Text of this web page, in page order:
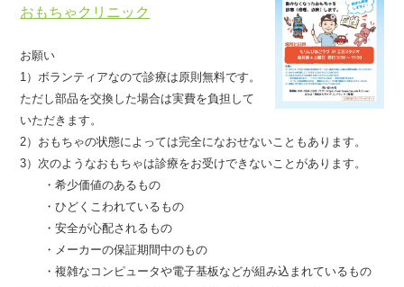
おもちゃクリニック
お願い
1）ボランティアなので診療は原則無料です。
ただし部品を交換した場合は実費を負担して
いただきます。
2）おもちゃの状態によっては完全になおせないこともあります。
3）次のようなおもちゃは診療をお受けできないことがあります。
・希少価値のあるもの
・ひどくこわれているもの
・安全が心配されるもの
・メーカーの保証期間中のもの
・複雑なコンピュータや電子基板などが組み込まれているもの